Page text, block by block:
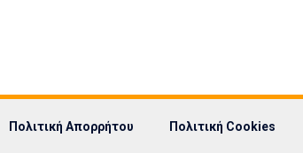
Πολιτική Απορρήτου Πολιτική Cookies